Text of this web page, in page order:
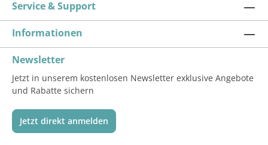
Service & Support
Informationen
Newsletter
Jetzt in unserem kostenlosen Newsletter exklusive Angebote
und Rabatte sichern
Jetzt direkt anmelden